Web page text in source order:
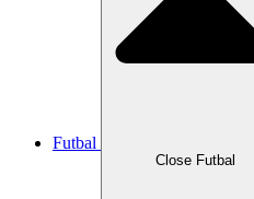
Futbal
Close Futbal